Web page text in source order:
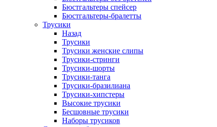
Бюстгальтеры спейсер
Бюстгальтеры-бралетты
Трусики
Назад
Трусики
Трусики женские слипы
Трусики-стринги
Трусики-шорты
Трусики-танга
Трусики-бразилиана
Трусики-хипстеры
Высокие трусики
Бесшовные трусики
Наборы трусиков